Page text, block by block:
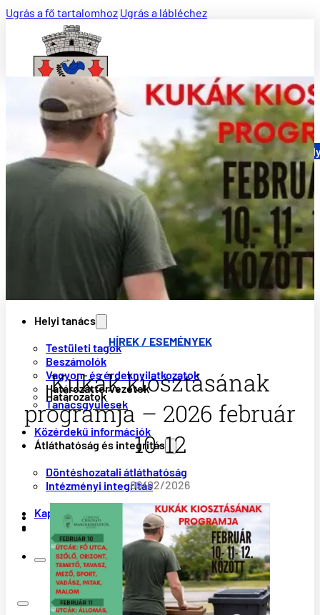
Ugrás a fő tartalomhoz Ugrás a lábléchez
Keress a honlapon ...
Keresés
×
Polgármesteri Hivatal
Jogszabályok
Programok és stratégiák
Helyi tanács
Testületi tagok
Beszámolók
Vagyon- és érdeknyilatkozatok
Határozattervezetek
Határozatok
Tanácsgyűlések
Közérdekű információk
Átláthatóság és integritás
Döntéshozatali átláthatóság
Intézményi integritás
Kapcsolat
Hivatalos
HÍREK / ESEMÉNYEK
Kukák kiosztásának
programja – 2026 február
10-12
09/02/2026